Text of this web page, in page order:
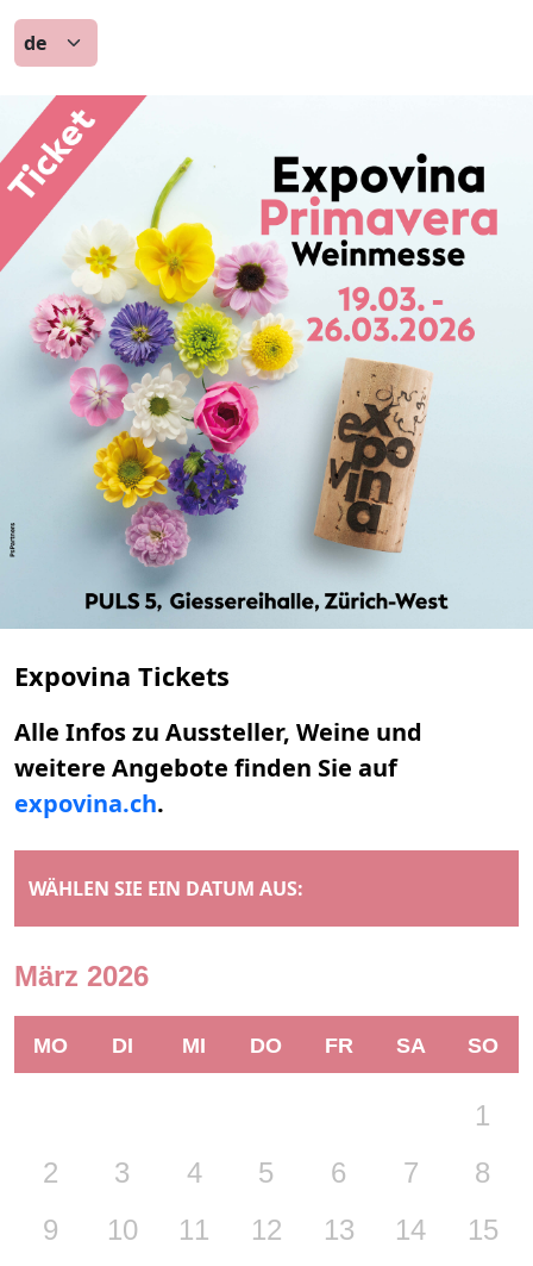
Expovina Tickets
Alle Infos zu Aussteller, Weine und
weitere Angebote finden Sie auf
expovina.ch.
WÄHLEN SIE EIN DATUM AUS:
März 2026
MO DI MI DO FR SA SO
1
2
3 4 5 6 7
8
9
10 11 12 13 14 15